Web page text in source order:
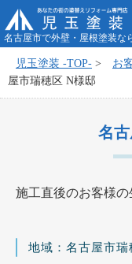
名古屋市で外壁・屋根塗装な
児玉塗装 -TOP- > お
屋市瑞穂区 N様邸
名
施工直後のお客様の
地域：名古屋市瑞